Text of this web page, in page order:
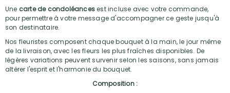
Une carte de condoléancesest incluse avec votre commande,
pour permettre à votre message d'accompagner ce geste jusqu'à
son destinataire.
Nos fleuristes composent chaque bouquet à la main, le jour même
de la livraison, avec les fleurs les plus fraîches disponibles. De
légères variations peuvent survenir selon les saisons, sans jamais
altérer l'esprit et l'harmonie du bouquet.
Composition :